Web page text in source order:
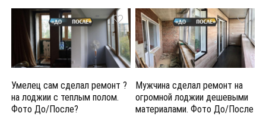
Умелец сам сделал ремонт ?
на лоджии с теплым полом.
Фото До/После?
Мужчина сделал ремонт на
огромной лоджии дешевыми
материалами. Фото До/После